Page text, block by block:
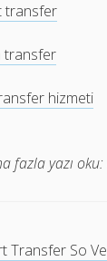
transfer
transfer
hizmeti
fazla yazı oku:
Transfer So